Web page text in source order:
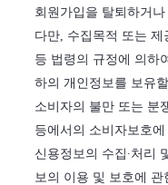
회원가입을 탈퇴하거
다만, 수집목적 또는
등 법령의 규정에 의하
하의 개인정보를 보유
소비자의 불만 또는 분
등에서의 소비자보호
신용정보의 수집∙처리
보의 이용 및 보호에 관